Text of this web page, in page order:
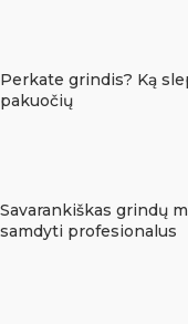
Perkate grindis? Ką
pakuočių
Savarankiškas grindų
samdyti profesionalus